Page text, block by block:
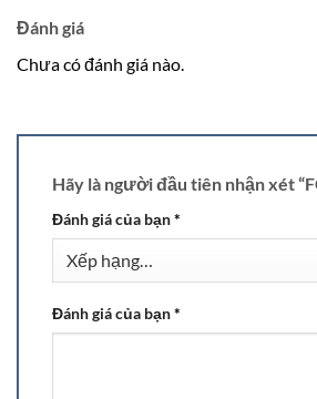
Đánh giá
Chưa có đánh giá nào.
Hãy là người đầu tiên nhận xét
Đánh giá của bạn*
Đánh giá của bạn*